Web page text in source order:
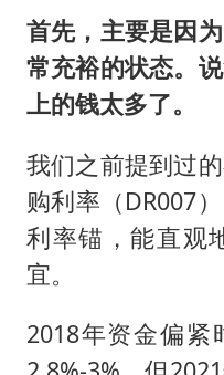
首先，主要是因
常充裕的状态。
上的钱太多了。
我们之前提到过
购利率（DR007
利率锚，能直观
宜。
2018年资金偏紧